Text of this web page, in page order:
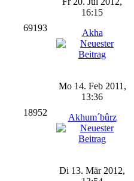
69193
16:15
Akha
18952
Mo 14. Feb 2011,
13:36
Akhum´bûrz
Di 13. Mär 2012,